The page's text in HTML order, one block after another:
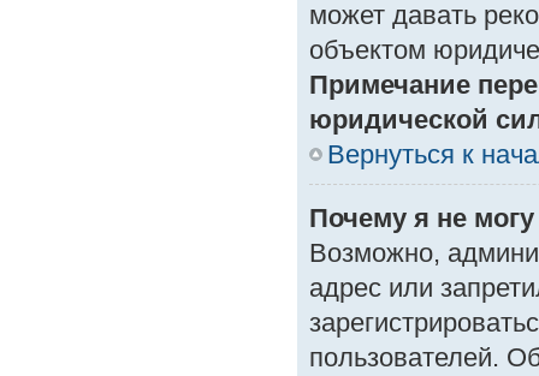
может давать
объектом
Примечание
юридической
Вернуться к
Почему я не
Возможно,
адрес или
пользователей.